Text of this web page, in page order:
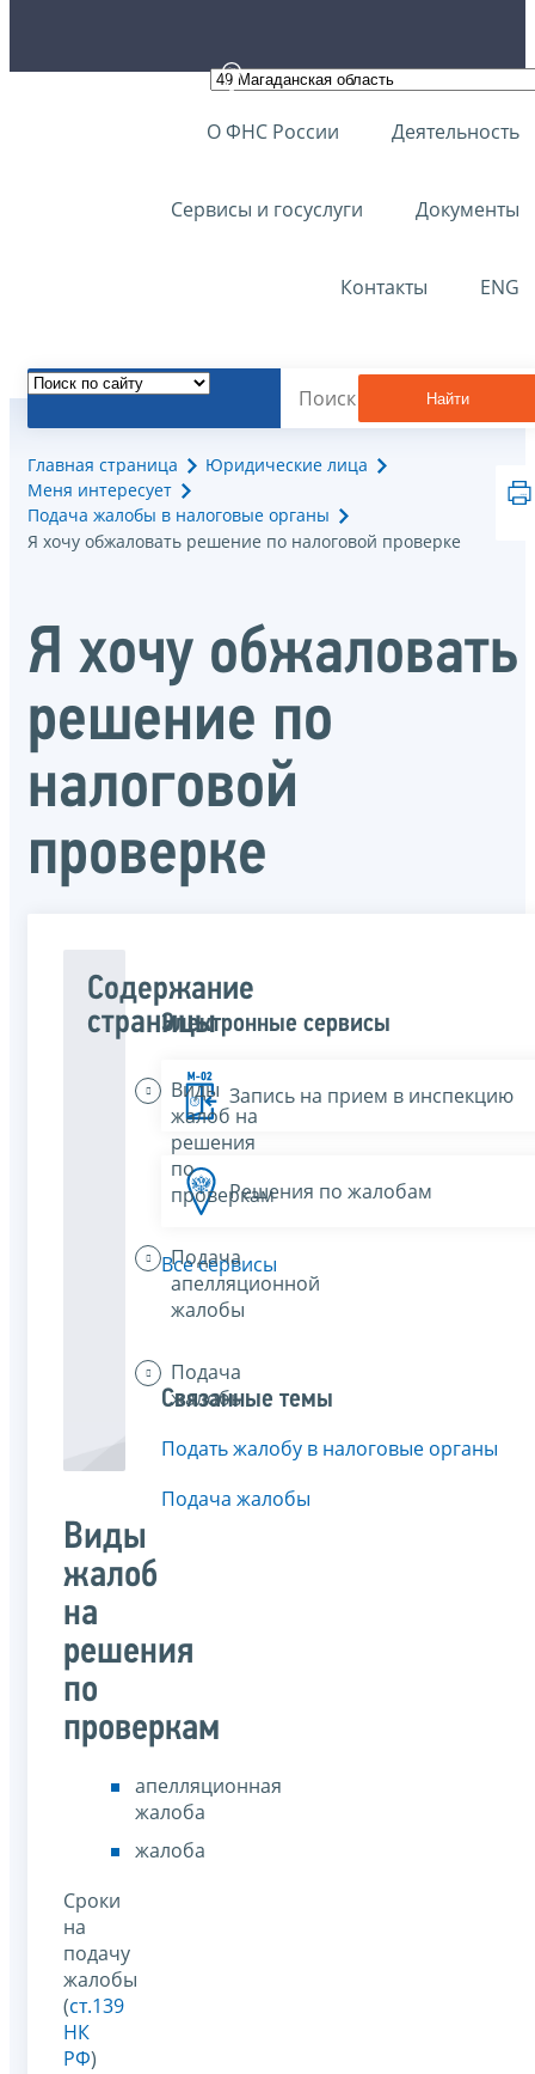
О ФНС России Деятельность
Сервисы и госуслуги Документы
Контакты ENG
Найти
Главная страница
Юридические лица
Меня интересует
Подача жалобы в налоговые органы
Я хочу обжаловать решение по налоговой проверке
Я хочу обжаловать
решение по
налоговой
проверке
Содержание
страницы
Виды
жалоб на
решения
по
проверкам
Подача
апелляционной
жалобы
Подача
жалобы
Виды
жалоб
на
решения
по
проверкам
апелляционная
жалоба
жалоба
Сроки
на
подачу
жалобы
(ст.139
НК
РФ)
Электронные сервисы
Запись на прием в инспекцию
Решения по жалобам
Все сервисы
Связанные темы
Подать жалобу в налоговые органы
Подача жалобы